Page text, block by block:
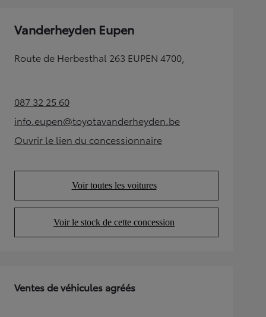
Vanderheyden Eupen
Route de Herbesthal 263 EUPEN 4700,
087 32 25 60(Opens in new tab)
info.eupen@toyotavanderheyden.be
(Opens in new tab)
Ouvrir le lien du concessionnaire
(Opens in new tab)
Voir toutes les voitures
(Opens in new tab)
Voir le stock de cette concession
(Opens in new tab)
Ventes de véhicules agréés